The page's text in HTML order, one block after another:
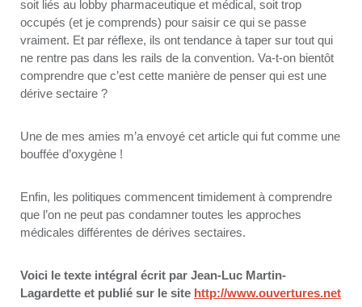
soit liés au lobby pharmaceutique et médical, soit trop
occupés (et je comprends) pour saisir ce qui se passe
vraiment. Et par réflexe, ils ont tendance à taper sur tout qui
ne rentre pas dans les rails de la convention. Va-t-on bientôt
comprendre que c’est cette manière de penser qui est une
dérive sectaire ?
Une de mes amies m’a envoyé cet article qui fut comme une
bouffée d’oxygène !
Enfin, les politiques commencent timidement à comprendre
que l’on ne peut pas condamner toutes les approches
médicales différentes de dérives sectaires.
Voici le texte intégral écrit par Jean-Luc Martin-
Lagardette et publié sur le site http://www.ouvertures.net